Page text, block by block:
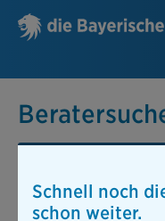
Beratersuche
Schnell noch
schon weiter.